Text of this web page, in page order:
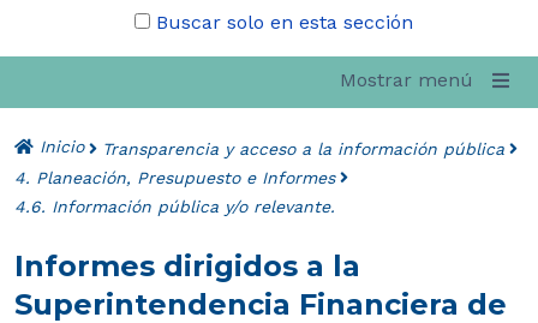
Buscar solo en esta sección
Mostrar menú
Inicio
Transparencia y acceso a la información pública
4. Planeación, Presupuesto e Informes
4.6. Información pública y/o relevante.
Informes dirigidos a la
Superintendencia Financiera de